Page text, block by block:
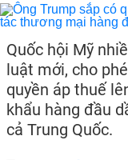
Quốc hội Mỹ
luật mới, cho
quyền áp thuế
khẩu hàng đầu
cả Trung Quốc.